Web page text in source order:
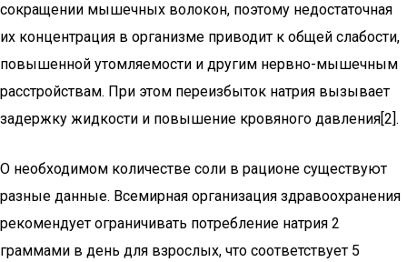
сокращении мышечных волокон, поэтому недостаточная
их концентрация в организме приводит к общей слабости,
повышенной утомляемости и другим нервно-мышечным
расстройствам. При этом переизбыток натрия вызывает
задержку жидкости и повышение кровяного давления[2].
О необходимом количестве соли в рационе существуют
разные данные. Всемирная организация здравоохранения
рекомендует ограничивать потребление натрия 2
граммами в день для взрослых, что соответствует 5